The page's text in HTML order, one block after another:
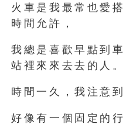
火車是我最常也愛
時間允許，
我總是喜歡早點到
站裡來來去去的人。
時間一久，我注意
好像有一個固定的